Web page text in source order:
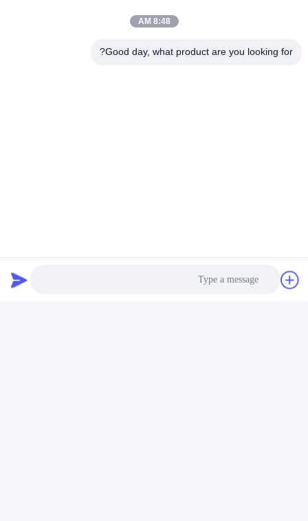
8:48 AM
Good day, what product are you looking for?